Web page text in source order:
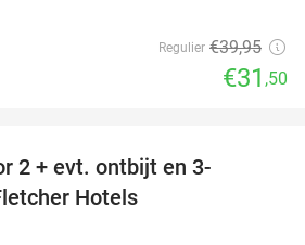
Regulier €39,95
€31 ,50
2 + evt. ontbijt en 3-
Hotels